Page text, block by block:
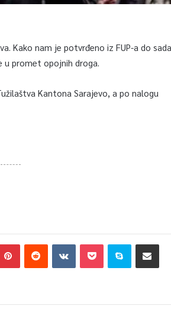
Kako nam je potvrđeno iz FUP-a do sada
u promet opojnih droga.
Kantona Sarajevo, a po nalogu